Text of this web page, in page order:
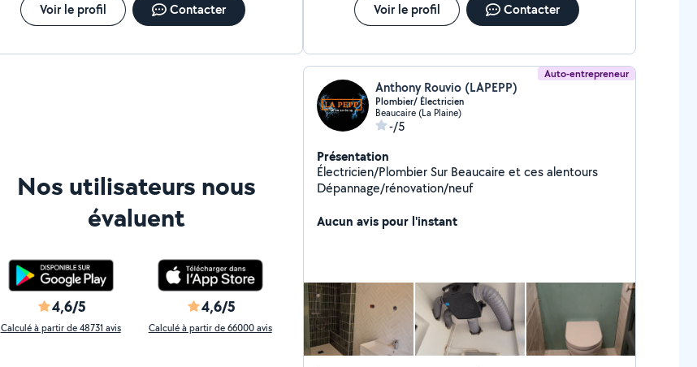
Voir le profil Contacter Voir le profil Contacter
Nos utilisateurs nous
évaluent
4,6/5
Calculé à partir de 48731 avis
4,6/5
Calculé à partir de 66000 avis
Auto-entrepreneur
Anthony Rouvio (LAPEPP)
Plombier/ Électricien
Beaucaire (La Plaine)
-/5
Présentation
Électricien/Plombier Sur Beaucaire et ces alentours
Dépannage/rénovation/neuf
Aucun avis pour l'instant